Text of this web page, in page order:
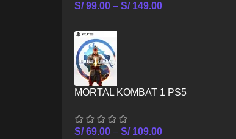
S/99.00 – S/149.00
MORTAL KOMBAT 1 PS5
S/69.00 – S/109.00